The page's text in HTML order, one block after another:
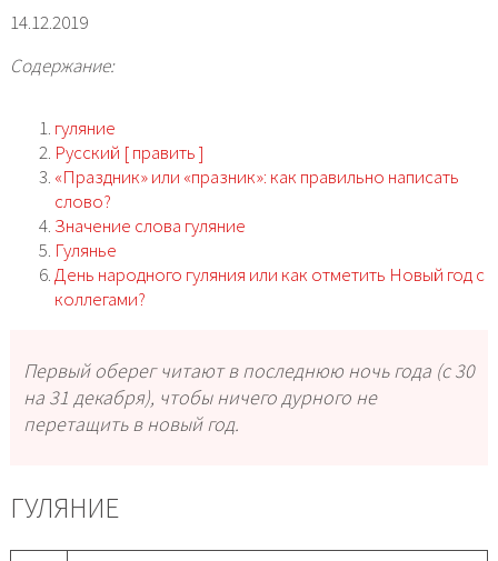
14.12.2019
Содержание:
гуляние
Русский [ править ]
«Праздник» или «празник»: как правильно написать
слово?
Значение слова гуляние
Гулянье
День народного гуляния или как отметить Новый год с
коллегами?
Первый оберег читают в последнюю ночь года (с 30
на 31 декабря), чтобы ничего дурного не
перетащить в новый год.
ГУЛЯНИЕ